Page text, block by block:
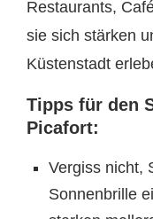
Restaurants,
sie sich stärken
Küstenstadt
Tipps für den
Picafort:
Vergiss nicht,
Sonnenbrille